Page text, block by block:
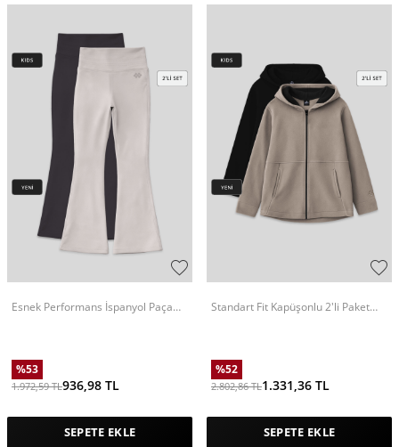
Esnek Performans İspanyol Paça
%53
1.972,59TL936,98 TL
SEPETE EKLE
Standart Fit Kapüşonlu 2'li Paket
%52
2.802,86TL1.331,36 TL
SEPETE EKLE